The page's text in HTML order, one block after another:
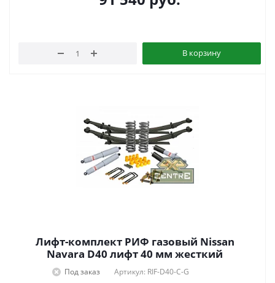
В корзину
Лифт-комплект РИФ газовый Nissan
Navara D40 лифт 40 мм жесткий
Под заказ Артикул: RIF-D40-C-G